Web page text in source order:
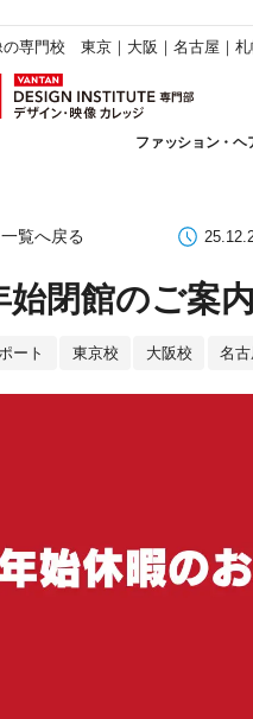
の専門校 東京｜大阪｜名古屋｜札
ファッション・ ヘ
覧へ戻る
始閉館のご案内
ート 東京校 大阪校 名